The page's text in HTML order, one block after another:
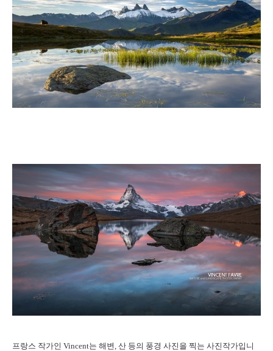
프랑스 작가인 Vincent는 해변, 산 등의 풍경 사진을 찍는 사진작가입니